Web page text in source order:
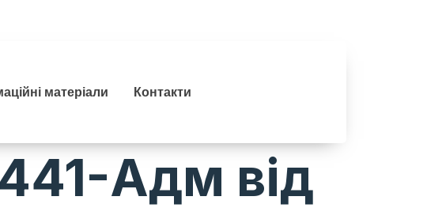
матеріали Контакти
Адм від